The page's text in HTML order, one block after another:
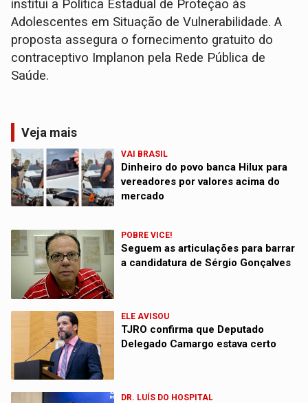
institui a Política Estadual de Proteção às
Adolescentes em Situação de Vulnerabilidade. A
proposta assegura o fornecimento gratuito do
contraceptivo Implanon pela Rede Pública de
Saúde.
Veja mais
VAI BRASIL
Dinheiro do povo banca Hilux para
vereadores por valores acima do
mercado
POBRE VICE!
Seguem as articulações para barrar
a candidatura de Sérgio Gonçalves
ELE AVISOU
TJRO confirma que Deputado
Delegado Camargo estava certo
DR. LUÍS DO HOSPITAL